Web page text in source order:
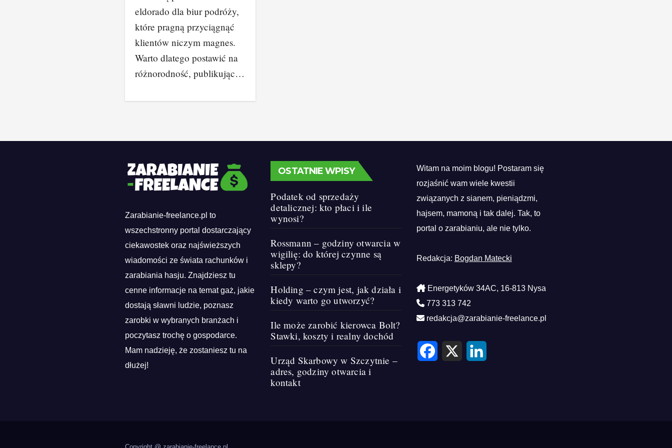
eldorado dla biur podróży,
które pragną przyciągnąć
klientów niczym magnes.
Warto dlatego postawić na
różnorodność, publikując…
Zarabianie-freelance.pl to
wszechstronny portal dostarczający
ciekawostek oraz najświeższych
wiadomości ze świata rachunków i
zarabiania hasju. Znajdziesz tu
cenne informacje na temat gaż, jakie
dostają sławni ludzie, poznasz
zarobki w wybranych branżach i
poczytasz trochę o gospodarce.
Mam nadzieję, że zostaniesz tu na
dłużej!
OSTATNIE WPISY
Podatek od sprzedaży
detalicznej: kto płaci i ile
wynosi?
Rossmann – godziny otwarcia w
wigilię: do której czynne są
sklepy?
Holding – czym jest, jak działa i
kiedy warto go utworzyć?
Ile może zarobić kierowca Bolt?
Stawki, koszty i realny dochód
Urząd Skarbowy w Szczytnie –
adres, godziny otwarcia i
kontakt
Witam na moim blogu! Postaram się
rozjaśnić wam wiele kwestii
związanych z sianem, pieniądzmi,
hajsem, mamoną i tak dalej. Tak, to
portal o zarabianiu, ale nie tylko.
Redakcja: Bogdan Matecki
Energetyków 34AC, 16-813 Nysa
773 313 742
redakcja@zarabianie-freelance.pl
F
c
X
L
n